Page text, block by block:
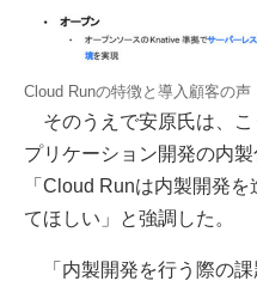
Cloud Runの特徴と導入顧客の声
そのうえで安原氏は、
プリケーション開発の内
「Cloud Runは内製開発
てほしい」と強調した。
「内製開発を行う際の課